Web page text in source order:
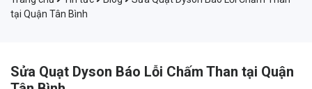
tại Quận Tân Bình
Sửa Quạt Dyson Báo Lỗi Chấm Than tại Quận